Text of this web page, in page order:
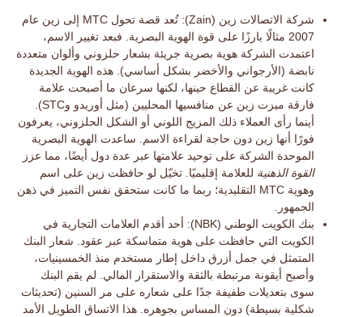
شركة الاتصالات زين (Zain):
تُعد قصة تحول MTC إلى زين عام
2007 مثالًا بارزًا على قوة الهوية البصرية. فبعد تغيير الاسم،
اعتمدت الشركة هوية بصرية جريئة بشعار حلزوني وألوان متعددة
نابضة (الأرجواني والأخضر بشكل أساسي). هذه الهوية الجديدة
كانت غريبة عن القطاع حينها، لكنها سرعان ما أصبحت علامة
فارقة
ميزت زين عن منافسيها المحليين (مثل أوريدو وSTC).
أينما رأى العملاء ذلك المزيج اللوني أو الشكل الحلزوني، يعرفون
فورًا أنها زين دون حاجة لقراءة الاسم. ساعدت الهوية البصرية
الموحدة الشركة على توحيد علامتها عبر عدة دول أيضًا، مما عزز
القوة الذهنية للعلامة إقليميًا. تخيّل لو حافظت زين على اسم
وهوية MTC التقليدية؛ ربما ما كانت ستحقق نفس التميز في ذهن
الجمهور.
بنك الكويت الوطني (NBK):
أحد أقدم العلامات التجارية في
الكويت التي حافظت على هوية متماسكة عبر عقود. شعار البنك
المتمثل في جمل أزرق داخل إطار مستخدم منذ الخمسينيات،
وأصبح أيقونة مرتبطة بالثقة والاستقرار المالي. لم يقم البنك
سوى بتعديلات طفيفة جدًا على شعاره على مر السنين (تحديثات
شكلية بسيطة) دون المساس بجوهره. هذا الاتساق الطويل الأمد